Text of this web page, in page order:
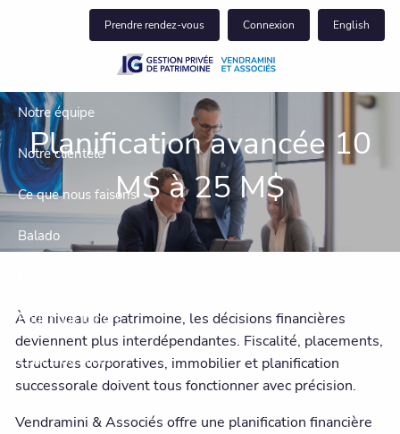
Skip to main content
Prendre rendez-vous Connexion English
Notre équipe
Notre clientèle
Ce que nous faisons
Balado
Pour nous joindre
Centre du client
Planification avancée 10
M$ à 25 M$
À ce niveau de patrimoine, les décisions financières
deviennent plus interdépendantes. Fiscalité, placements,
structures corporatives, immobilier et planification
successorale doivent tous fonctionner avec précision.
Vendramini & Associés offre une planification financière